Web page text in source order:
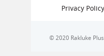
Privacy Policy
© 2020 Rakluke Plus